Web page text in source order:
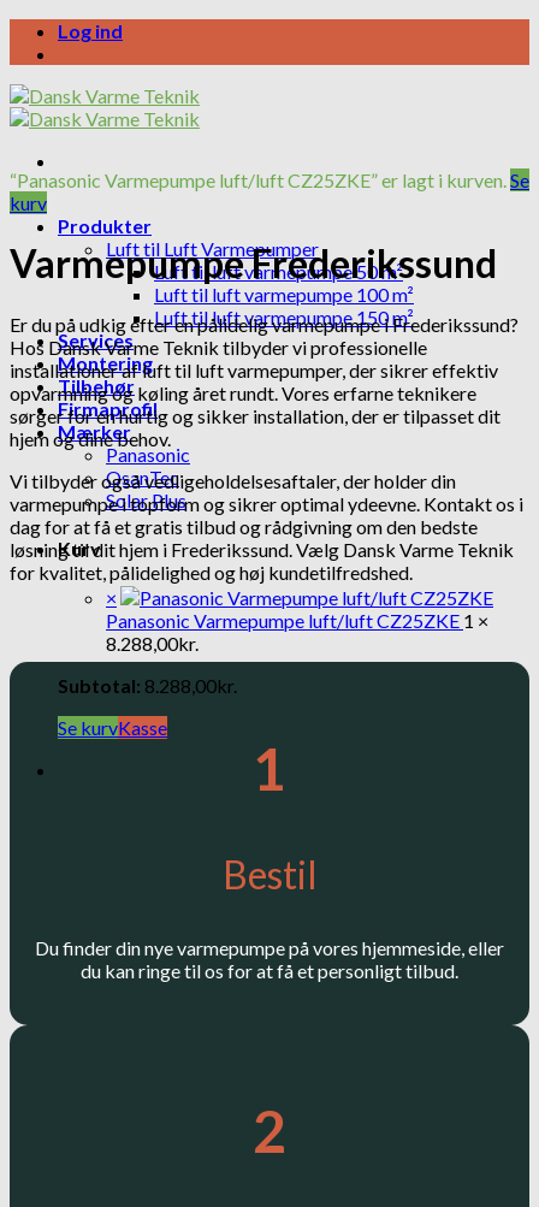
Skip
Log ind
Produkter
Luft til Luft Varmepumper
Luft til luft varmepumpe 50 m²
Luft til luft varmepumpe 100 m²
Luft til luft varmepumpe 150 m²
Services
Montering
Tilbehør
Firmaprofil
Mærker
Panasonic
QsanTec
Solar Plus
Kurv
×
Panasonic Varmepumpe luft/luft CZ25ZKE 1 ×
8.288,00kr.
Subtotal: 8.288,00kr.
Se kurvKasse
“Panasonic Varmepumpe luft/luft CZ25ZKE” er lagt i kurven.Se
kurv
Varmepumpe Frederikssund
Er du på udkig efter en pålidelig varmepumpe i Frederikssund?
Hos Dansk Varme Teknik tilbyder vi professionelle
installationer af luft til luft varmepumper, der sikrer effektiv
opvarmning og køling året rundt. Vores erfarne teknikere
sørger for en hurtig og sikker installation, der er tilpasset dit
hjem og dine behov.
Vi tilbyder også vedligeholdelsesaftaler, der holder din
varmepumpe i topform og sikrer optimal ydeevne. Kontakt os i
dag for at få et gratis tilbud og rådgivning om den bedste
løsning til dit hjem i Frederikssund. Vælg Dansk Varme Teknik
for kvalitet, pålidelighed og høj kundetilfredshed.
1
Bestil
Du finder din nye varmepumpe på vores hjemmeside, eller
du kan ringe til os for at få et personligt tilbud.
2